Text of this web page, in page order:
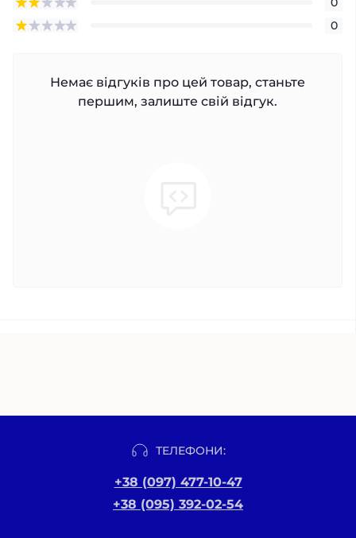
0
Немає відгуків про цей товар, станьте
першим, залиште свій відгук.
ТЕЛЕФОНИ:
+38 (097) 477-10-47
+38 (095) 392-02-54